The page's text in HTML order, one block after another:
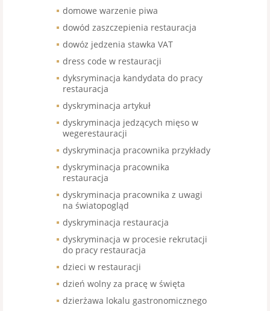
domowe warzenie piwa
dowód zaszczepienia restauracja
dowóz jedzenia stawka VAT
dress code w restauracji
dyksryminacja kandydata do pracy
restauracja
dyskryminacja artykuł
dyskryminacja jedzących mięso w
wegerestauracji
dyskryminacja pracownika przykłady
dyskryminacja pracownika
restauracja
dyskryminacja pracownika z uwagi
na światopogląd
dyskryminacja restauracja
dyskryminacja w procesie rekrutacji
do pracy restauracja
dzieci w restauracji
dzień wolny za pracę w święta
dzierżawa lokalu gastronomicznego